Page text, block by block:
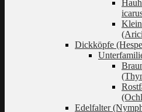
Dickköpfe
Edelfalter